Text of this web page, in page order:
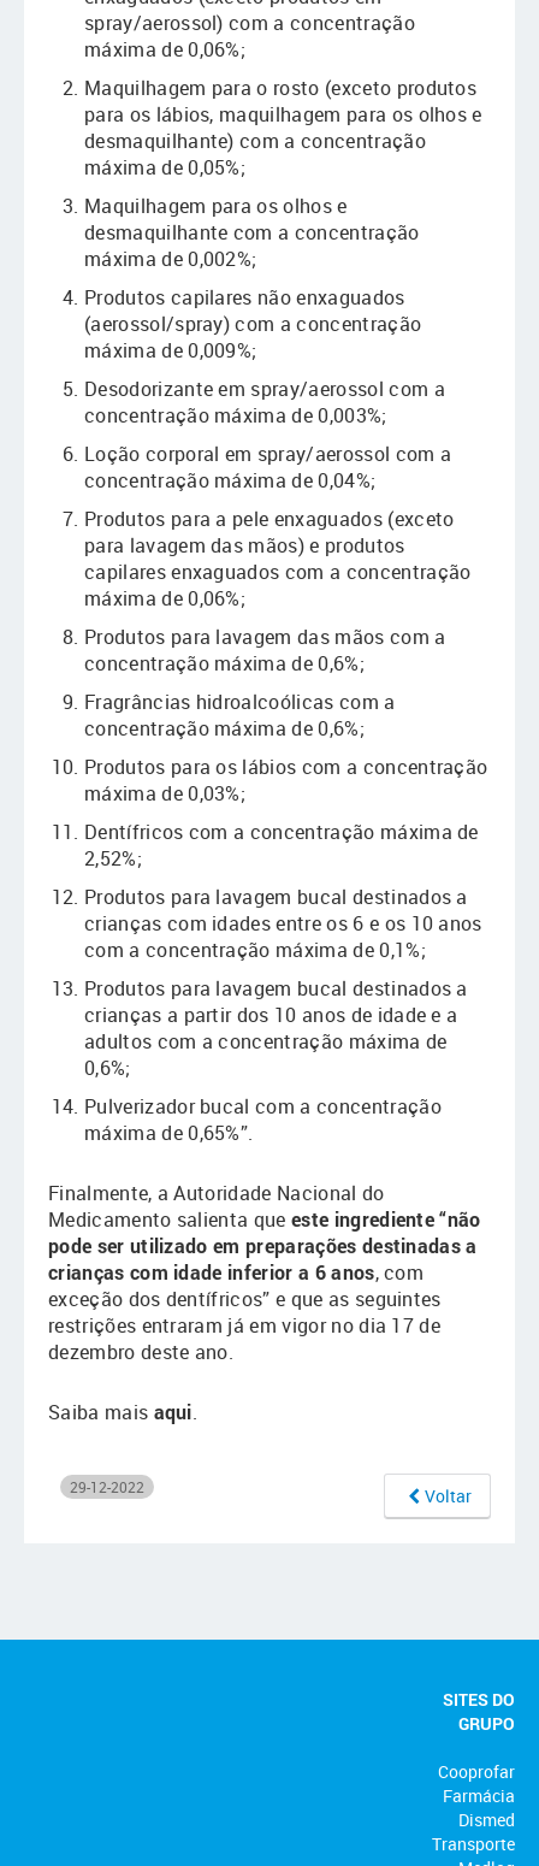
spray/aerossol) com a concentração
máxima de 0,06%;
Maquilhagem para o rosto (exceto produtos
para os lábios, maquilhagem para os olhos e
desmaquilhante) com a concentração
máxima de 0,05%;
Maquilhagem para os olhos e
desmaquilhante com a concentração
máxima de 0,002%;
Produtos capilares não enxaguados
(aerossol/spray) com a concentração
máxima de 0,009%;
Desodorizante em spray/aerossol com a
concentração máxima de 0,003%;
Loção corporal em spray/aerossol com a
concentração máxima de 0,04%;
Produtos para a pele enxaguados (exceto
para lavagem das mãos) e produtos
capilares enxaguados com a concentração
máxima de 0,06%;
Produtos para lavagem das mãos com a
concentração máxima de 0,6%;
Fragrâncias hidroalcoólicas com a
concentração máxima de 0,6%;
Produtos para os lábios com a concentração
máxima de 0,03%;
Dentífricos com a concentração máxima de
2,52%;
Produtos para lavagem bucal destinados a
crianças com idades entre os 6 e os 10 anos
com a concentração máxima de 0,1%;
Produtos para lavagem bucal destinados a
crianças a partir dos 10 anos de idade e a
adultos com a concentração máxima de
0,6%;
Pulverizador bucal com a concentração
máxima de 0,65%”.
Finalmente, a Autoridade Nacional do
Medicamento salienta queeste ingrediente “não
pode ser utilizado em preparações destinadas a
crianças com idade inferior a 6 anos, com
exceção dos dentífricos” e que as seguintes
restrições entraram já em vigor no dia 17 de
dezembro deste ano.
Saiba mais aqui.
29-12-2022 Voltar
SITES DO
GRUPO
Cooprofar
Farmácia
Dismed
Transporte